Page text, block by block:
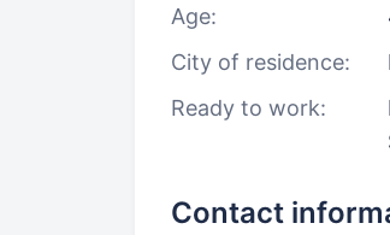
Age:
City of residence:
Ready to work:
Contact